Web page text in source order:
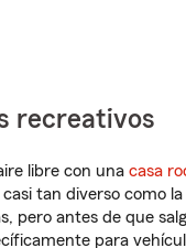
recreativos
libre con una casa
tan diverso como
pero antes de que
para